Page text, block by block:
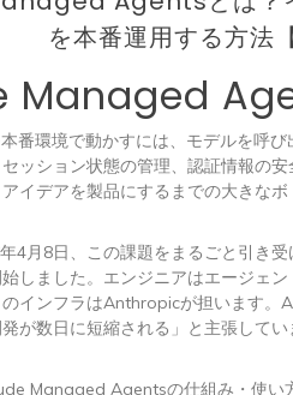
を本番運用する方法
Managed
番環境で動かすには、モデルを呼
ッション状態の管理、認証情報の
イデアを製品にするまでの大きなボ
4月8日、この課題をまるごと引き受
しました。エンジニアはエージェ
のインフラはAnthropicが担います
が数日に短縮される」と主張してい
Managed Agentsの仕組み・使い